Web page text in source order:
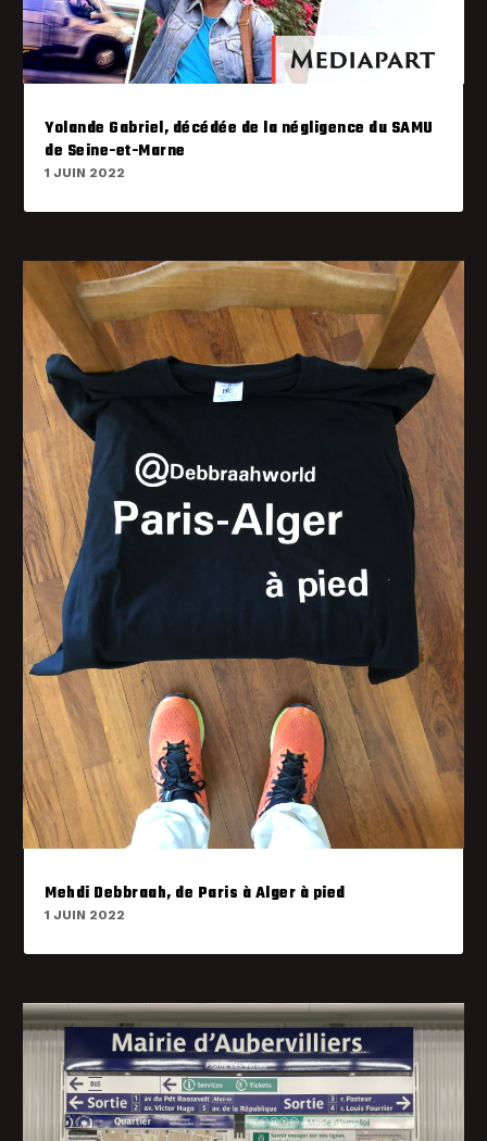
Yolande Gabriel, décédée de la négligence du SAMU
de Seine-et-Marne
1 JUIN 2022
Mehdi Debbraah, de Paris à Alger à pied
1 JUIN 2022